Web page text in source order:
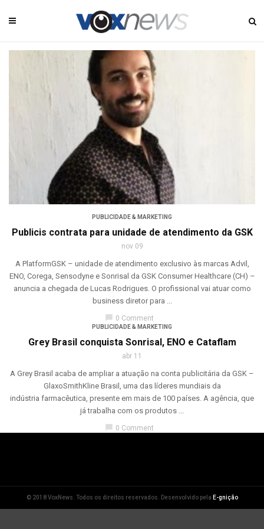
PUBLICIDADE & MARKETING
Publicis contrata para unidade de atendimento da GSK
nov 09
A PlatformGSK – unidade de atendimento exclusivo às marcas Advil,
ENO, Corega, Sensodyne e Sonrisal da GSK Consumer Healthcare (CH) –
anuncia a chegada de Lucas Rodrigues. O profissional vai atuar como
business diretor para ...
chat_bubble 0 Comment
PUBLICIDADE & MARKETING
Grey Brasil conquista Sonrisal, ENO e Cataflam
abr 11
A Grey Brasil acaba de ampliar a atuação na conta publicitária da GSK –
GlaxoSmithKline Brasil, uma das líderes mundiais da
indústria farmacêutica, presente em mais de 100 países. A agência, que
já trabalha com os produtos ...
chat_bubble 0 Comment
© 2018 VoxNews. Todos os direitos reservados. Desenvolvido pela E-gnição